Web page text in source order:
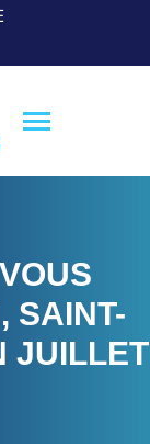
SAINT-
JUILLET